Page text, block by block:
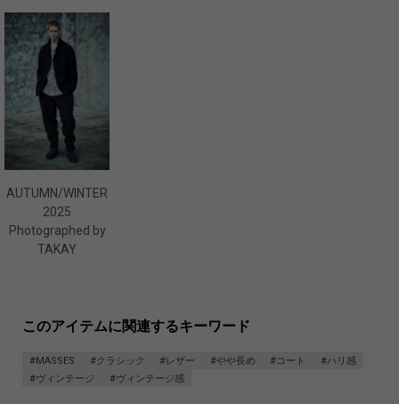
AUTUMN/WINTER
2025
Photographed by
TAKAY
このアイテムに関連するキーワード
#MASSES #クラシック #レザー #やや長め #コート
#ハリ感
#ヴィンテージ
#ヴィンテージ感